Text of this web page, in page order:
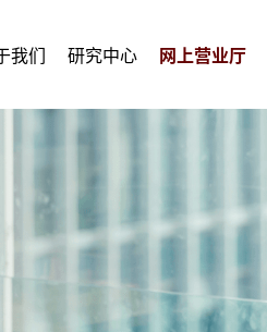
我们 研究中心 网上营业厅